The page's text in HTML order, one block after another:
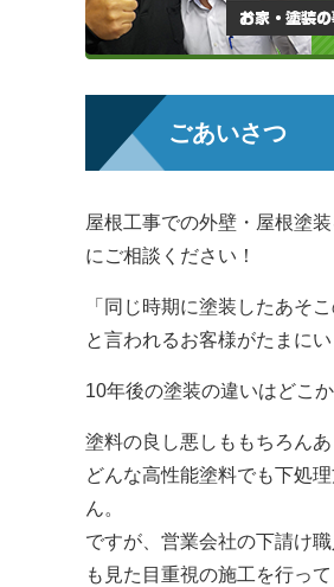
ごあいさつ
屋根工事での外壁・屋根塗
にご相談ください！
「同じ時期に塗装したあそ
と言われるお客様がたまにい
10年後の塗装の違いはどこ
塗料の良し悪しももちろん
どんな高性能塗料でも下処
ん。
ですが、営業会社の下請け
も見た目重視の施工を行って